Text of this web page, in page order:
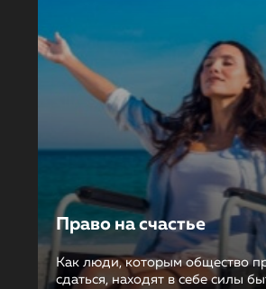
Право на счастье
Как люди, которым общество
сдаться, находят в себе силы